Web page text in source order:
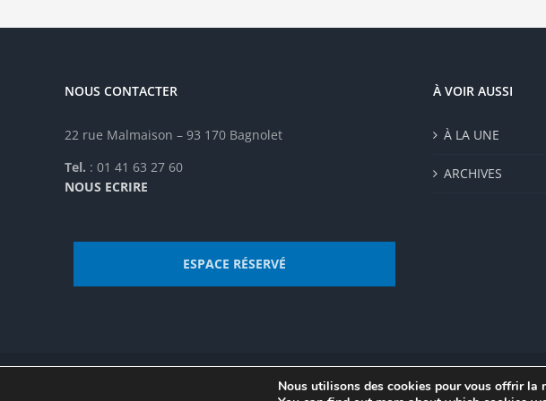
NOUS CONTACTER
22 rue Malmaison – 93 170 Bagnolet
Tel. : 01 41 63 27 60
NOUS ECRIRE
ESPACE RÉSERVÉ
À VOIR AUSSI
À LA UNE
ARCHIVES
© Institut de recherche de la FSU 2023 | ParFSU|Plan du site|Mentions légales |
Nous utilisons des cookies pour vous offrir la